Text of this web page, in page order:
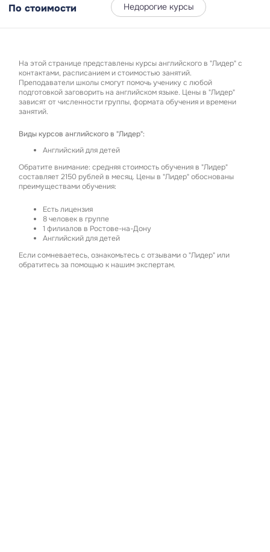
На этой странице представлены курсы английского в "Лидер" с
контактами, расписанием и стоимостью занятий.
Преподаватели школы смогут помочь ученику с любой
подготовкой заговорить на английском языке. Цены в "Лидер"
зависят от численности группы, формата обучения и времени
занятий.
Виды курсов английского в "Лидер":
Английский для детей
Обратите внимание: средняя стоимость обучения в "Лидер"
составляет 2150 рублей в месяц. Цены в "Лидер" обоснованы
преимуществами обучения:
Есть лицензия
8 человек в группе
1 филиалов в Ростове-на-Дону
Английский для детей
Если сомневаетесь, ознакомьтесь с отзывами о "Лидер" или
обратитесь за помощью к нашим экспертам.
По стоимости Недорогие курсы